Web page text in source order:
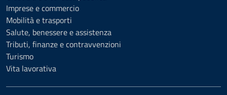
Imprese e commercio
Mobilità e trasporti
Salute, benessere e assistenza
Tributi, finanze e contravvenzioni
Turismo
Vita lavorativa